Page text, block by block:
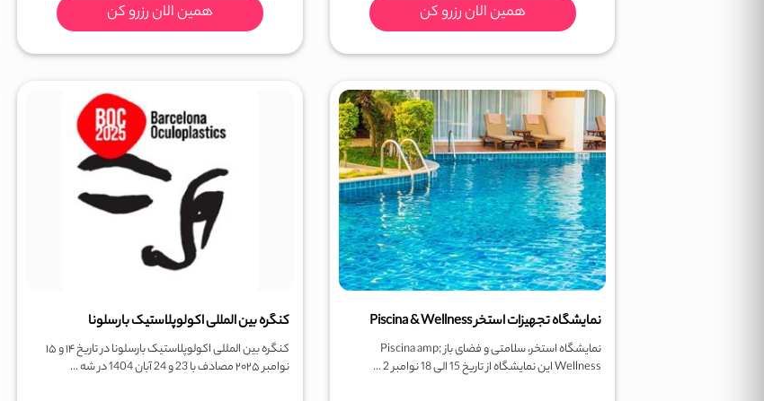
همین الان رزرو کن همین الان رزرو کن
نمایشگاه تجهیزات استخر Piscina & Wellness
نمایشگاه استخر، سلامتی و فضای باز Piscina amp;
Wellness این نمایشگاه از تاریخ 15 الی 18 نوامبر 2 ...
کنگره بین المللی اکولوپلاستیک بارسلونا
کنگره بین المللی اکولوپلاستیک بارسلونا در تاریخ ۱۴ و ۱۵
نوامبر ۲۰۲۵ مصادف با 23 و 24 آبان 1404 در شه ...